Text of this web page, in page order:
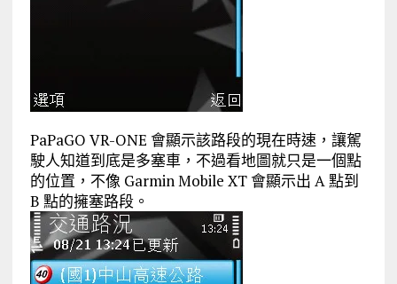
PaPaGO VR-ONE 會顯示該路段的現在時速，讓駕
駛人知道到底是多塞車，不過看地圖就只是一個點
的位置，不像 Garmin Mobile XT 會顯示出 A 點到
B 點的擁塞路段。